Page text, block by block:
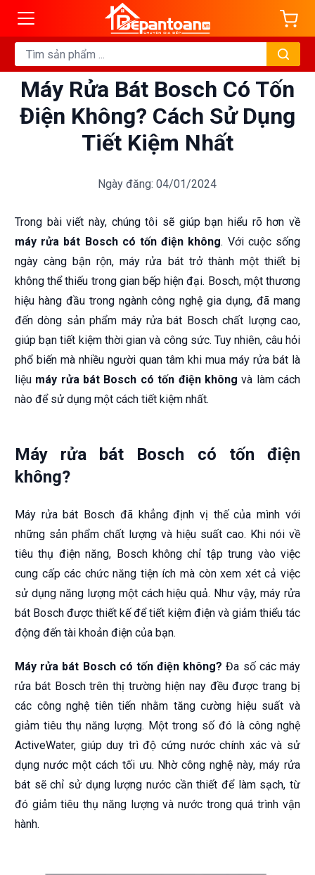
Máy Rửa Bát Bosch Có Tốn
Điện Không? Cách Sử Dụng
Tiết Kiệm Nhất
Ngày đăng: 04/01/2024
Trong bài viết này, chúng tôi sẽ giúp bạn hiểu rõ hơn về
máy rửa bát Bosch có tốn điện không. Với cuộc sống
ngày càng bận rộn, máy rửa bát trở thành một thiết bị
không thể thiếu trong gian bếp hiện đại. Bosch, một thương
hiệu hàng đầu trong ngành công nghệ gia dụng, đã mang
đến dòng sản phẩm máy rửa bát Boschchất lượng cao,
giúp bạn tiết kiệm thời gian và công sức. Tuy nhiên, câu hỏi
phổ biến mà nhiều người quan tâm khi mua máy rửa bát là
liệu máy rửa bát Bosch có tốn điện không và làm cách
nào để sử dụng một cách tiết kiệm nhất.
Máy rửa bát Bosch có tốn điện
không?
Máy rửa bát Bosch đã khẳng định vị thế của mình với
những sản phẩm chất lượng và hiệu suất cao. Khi nói về
tiêu thụ điện năng, Bosch không chỉ tập trung vào việc
cung cấp các chức năng tiện ích mà còn xem xét cả việc
sử dụng năng lượng một cách hiệu quả. Như vậy, máy rửa
bát Bosch được thiết kế để tiết kiệm điện và giảm thiểu tác
động đến tài khoản điện của bạn.
Máy rửa bát Bosch có tốn điện không?Đa số các máy
rửa bát Bosch trên thị trường hiện nay đều được trang bị
các công nghệ tiên tiến nhằm tăng cường hiệu suất và
giảm tiêu thụ năng lượng. Một trong số đó là công nghệ
ActiveWater, giúp duy trì độ cứng nước chính xác và sử
dụng nước một cách tối ưu. Nhờ công nghệ này, máy rửa
bát sẽ chỉ sử dụng lượng nước cần thiết để làm sạch, từ
đó giảm tiêu thụ năng lượng và nước trong quá trình vận
hành.